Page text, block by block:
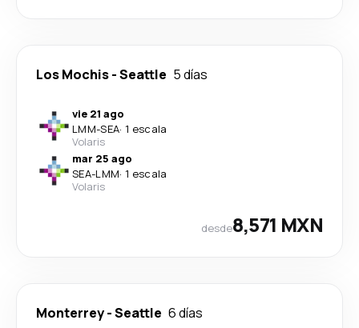
Los Mochis-Seattle 5 días
vie 21 ago
LMM-SEA· 1 escala
Volaris
mar 25 ago
SEA-LMM· 1 escala
Volaris
desde8,571 MXN
Monterrey-Seattle 6 días